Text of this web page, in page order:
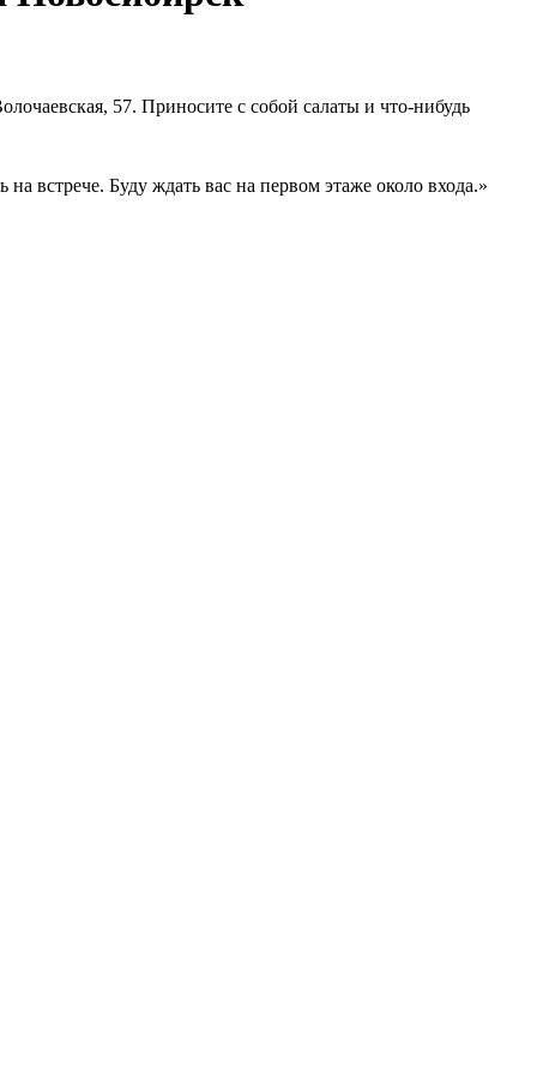
57. Приносите с собой салаты и что-нибудь
встрече. Буду ждать вас на первом этаже около входа.»